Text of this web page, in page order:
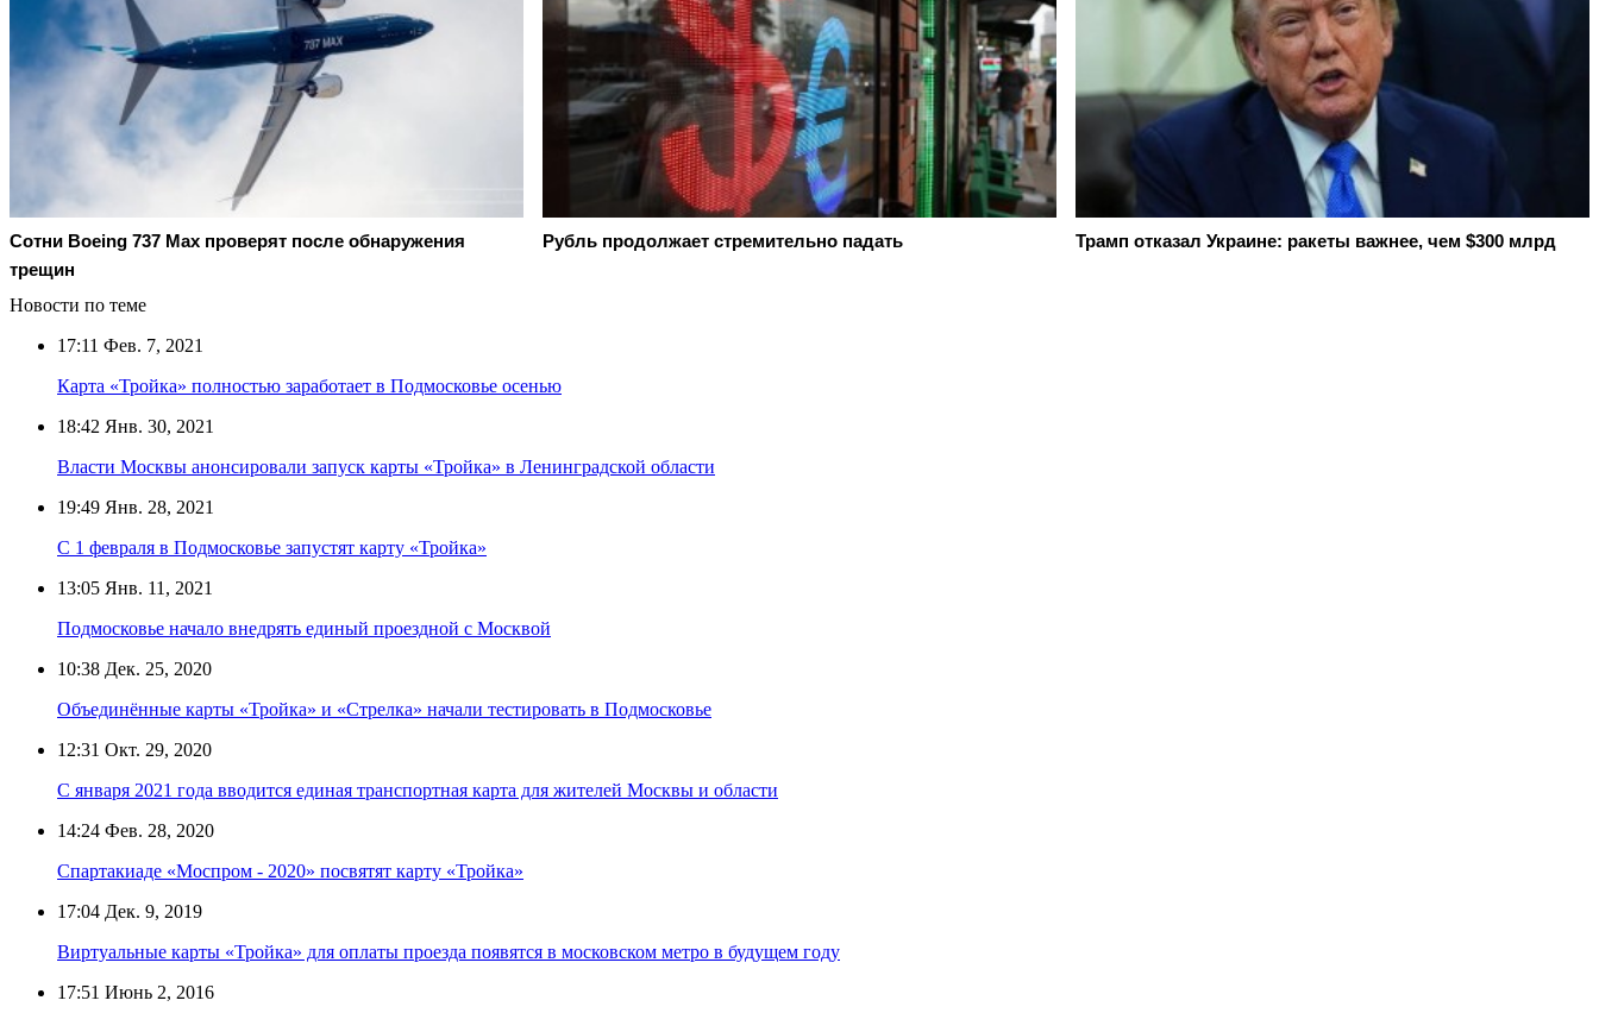
Сотни Boeing 737 Max проверят после обнаружения
трещин
Рубль продолжает стремительно падать Трамп отказал Украине: ракеты важнее, чем $300 млрд
Новости по теме
17:11 Фев. 7, 2021
Карта «Тройка» полностью заработает в Подмосковье осенью
18:42 Янв. 30, 2021
Власти Москвы анонсировали запуск карты «Тройка» в Ленинградской области
19:49 Янв. 28, 2021
С 1 февраля в Подмосковье запустят карту «Тройка»
13:05 Янв. 11, 2021
Подмосковье начало внедрять единый проездной с Москвой
10:38 Дек. 25, 2020
Объединённые карты «Тройка» и «Стрелка» начали тестировать в Подмосковье
12:31 Окт. 29, 2020
С января 2021 года вводится единая транспортная карта для жителей Москвы и области
14:24 Фев. 28, 2020
Спартакиаде «Моспром - 2020» посвятят карту «Тройка»
17:04 Дек. 9, 2019
Виртуальные карты «Тройка» для оплаты проезда появятся в московском метро в будущем году
17:51 Июнь 2, 2016